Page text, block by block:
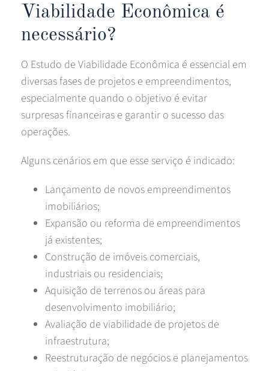
Viabilidade Econômica é
necessário?
O Estudo de Viabilidade Econômica é essencial em
diversas fases de projetos e empreendimentos,
especialmente quando o objetivo é evitar
surpresas financeiras e garantir o sucesso das
operações.
Alguns cenários em que esse serviço é indicado:
Lançamento de novos empreendimentos
imobiliários;
Expansão ou reforma de empreendimentos
já existentes;
Construção de imóveis comerciais,
industriais ou residenciais;
Aquisição de terrenos ou áreas para
desenvolvimento imobiliário;
Avaliação de viabilidade de projetos de
infraestrutura;
Reestruturação de negócios e planejamentos